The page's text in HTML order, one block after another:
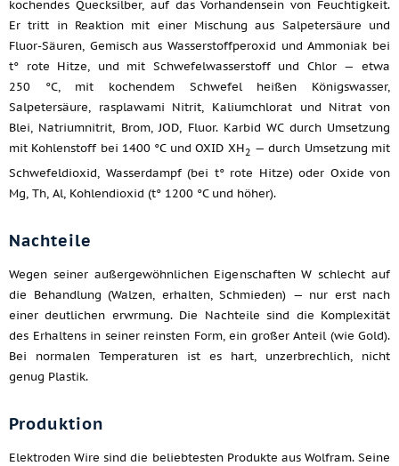
kochendes Quecksilber, auf das Vorhandensein von Feuchtigkeit.
Er tritt in Reaktion mit einer Mischung aus Salpetersäure und
Fluor-Säuren, Gemisch aus Wasserstoffperoxid und Ammoniak bei
t° rote Hitze, und mit Schwefelwasserstoff und Chlor — etwa
250 °C, mit kochendem Schwefel heißen Königswasser,
Salpetersäure, rasplawami Nitrit, Kaliumchlorat und Nitrat von
Blei, Natriumnitrit, Brom, JOD, Fluor. Karbid WC durch Umsetzung
mit Kohlenstoff bei 1400 °C und OXID XH2 — durch Umsetzung mit
Schwefeldioxid, Wasserdampf (bei t° rote Hitze) oder Oxide von
Mg, Th, Al, Kohlendioxid (t° 1200 °C und höher).
Nachteile
Wegen seiner außergewöhnlichen Eigenschaften W schlecht auf
die Behandlung (Walzen, erhalten, Schmieden) — nur erst nach
einer deutlichen erwrmung. Die Nachteile sind die Komplexität
des Erhaltens in seiner reinsten Form, ein großer Anteil (wie Gold).
Bei normalen Temperaturen ist es hart, unzerbrechlich, nicht
genug Plastik.
Produktion
Elektroden Wire sind die beliebtesten Produkte aus Wolfram. Seine